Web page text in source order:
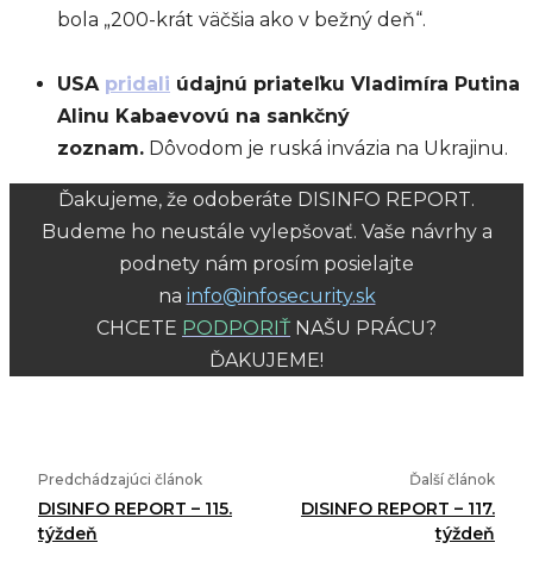
bola „200-krát väčšia ako v bežný deň“.
USA pridali údajnú priateľku Vladimíra Putina
Alinu Kabaevovú na sankčný
zoznam. Dôvodom je ruská invázia na Ukrajinu.
Ďakujeme, že odoberáte DISINFO REPORT.
Budeme ho neustále vylepšovať. Vaše návrhy a
podnety nám prosím posielajte
na info@infosecurity.sk
CHCETE PODPORIŤ NAŠU PRÁCU?
ĎAKUJEME!
Predchádzajúci článok
DISINFO REPORT – 115.
týždeň
Ďalší článok
DISINFO REPORT – 117.
týždeň